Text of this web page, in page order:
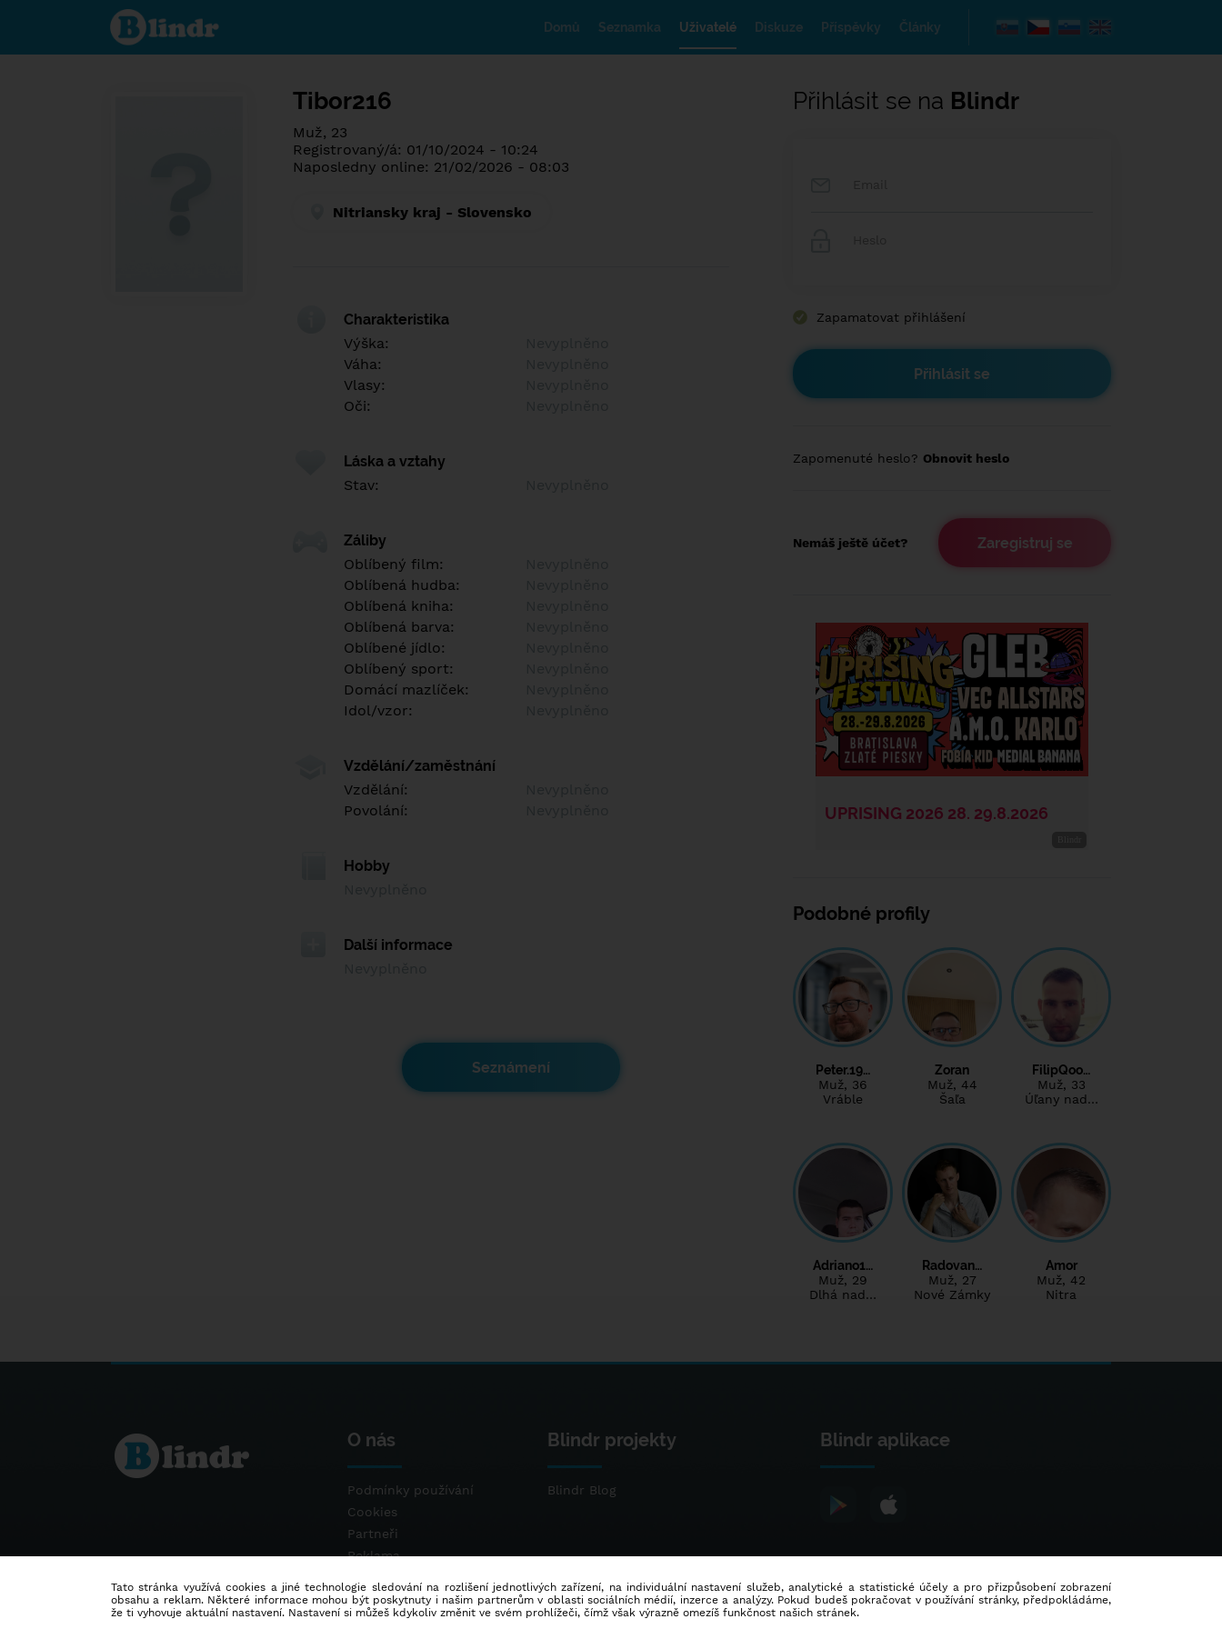
Poznej co je
pod maskou.
Seznamovací
Domů Seznamka Uživatelé Diskuze Příspěvky Články
Tibor216
Muž, 23
Registrovaný/á: 01/10/2024 - 10:24
Naposledny online: 21/02/2026 - 08:03
Nitriansky kraj - Slovensko
Charakteristika
Výška:
Váha:
Vlasy:
Oči:
Láska a vztahy
Stav:
Záliby
Oblíbený film:
Oblíbená hudba:
Oblíbená kniha:
Oblíbená barva:
Oblíbené jídlo:
Oblíbený sport:
Domácí mazlíček:
Idol/vzor:
Vzdělání/zaměstnání
Vzdělání:
Povolání:
Hobby
Další informace
Seznámení
Přihlásit se na Blindr
Zapamatovat přihlášení
Zapomenuté heslo? Obnovit heslo
Nemáš ještě účet? Zaregistruj se
Podobné profily
Peter.19…
Muž, 36
Vráble
Zoran
Muž, 44
Šaľa
FilipQoo…
Muž, 33
Úľany nad…
Adriano1…
Muž, 29
Dlhá nad…
Radovan…
Muž, 27
Nové Zámky
Amor
Muž, 42
Nitra
O nás
Podmínky používání
Cookies
Partneři
Reklama
Blindr projekty
Blindr Blog
Blindr aplikace
Tato stránka využívá cookies a jiné technologie sledování na rozlišení jednotlivých zařízení, na individuální nastavení služeb, analytické a statistické účely a pro přizpůsobení zobrazení
obsahu a reklam. Některé informace mohou být poskytnuty i našim partnerům v oblasti sociálních médií, inzerce a analýzy. Pokud budeš pokračovat v používání stránky, předpokládáme,
že ti vyhovuje aktuální nastavení. Nastavení si můžeš kdykoliv změnit ve svém prohlížeči, čímž však výrazně omezíš funkčnost našich stránek.